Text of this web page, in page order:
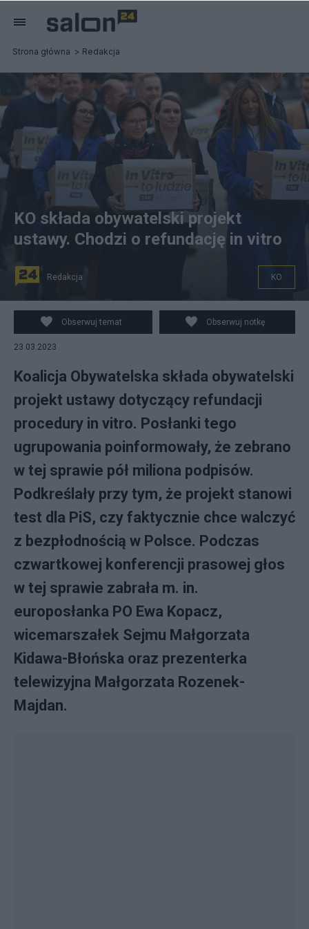
Strona główna Redakcja
KO składa obywatelski projekt ustawy ws. refundacji in
vitro. (fot. PAP)
KO składa obywatelski projekt
ustawy. Chodzi o refundację in vitro
Redakcja KO
Obserwuj temat Obserwuj notkę
23.03.2023
Koalicja Obywatelska składa obywatelski
projekt ustawy dotyczący refundacji
procedury in vitro. Posłanki tego
ugrupowania poinformowały, że zebrano
w tej sprawie pół miliona podpisów.
Podkreślały przy tym, że projekt stanowi
test dla PiS, czy faktycznie chce walczyć
z bezpłodnością w Polsce. Podczas
czwartkowej konferencji prasowej głos
w tej sprawie zabrała m. in.
europosłanka PO Ewa Kopacz,
wicemarszałek Sejmu Małgorzata
Kidawa-Błońska oraz prezenterka
telewizyjna Małgorzata Rozenek-
Majdan.